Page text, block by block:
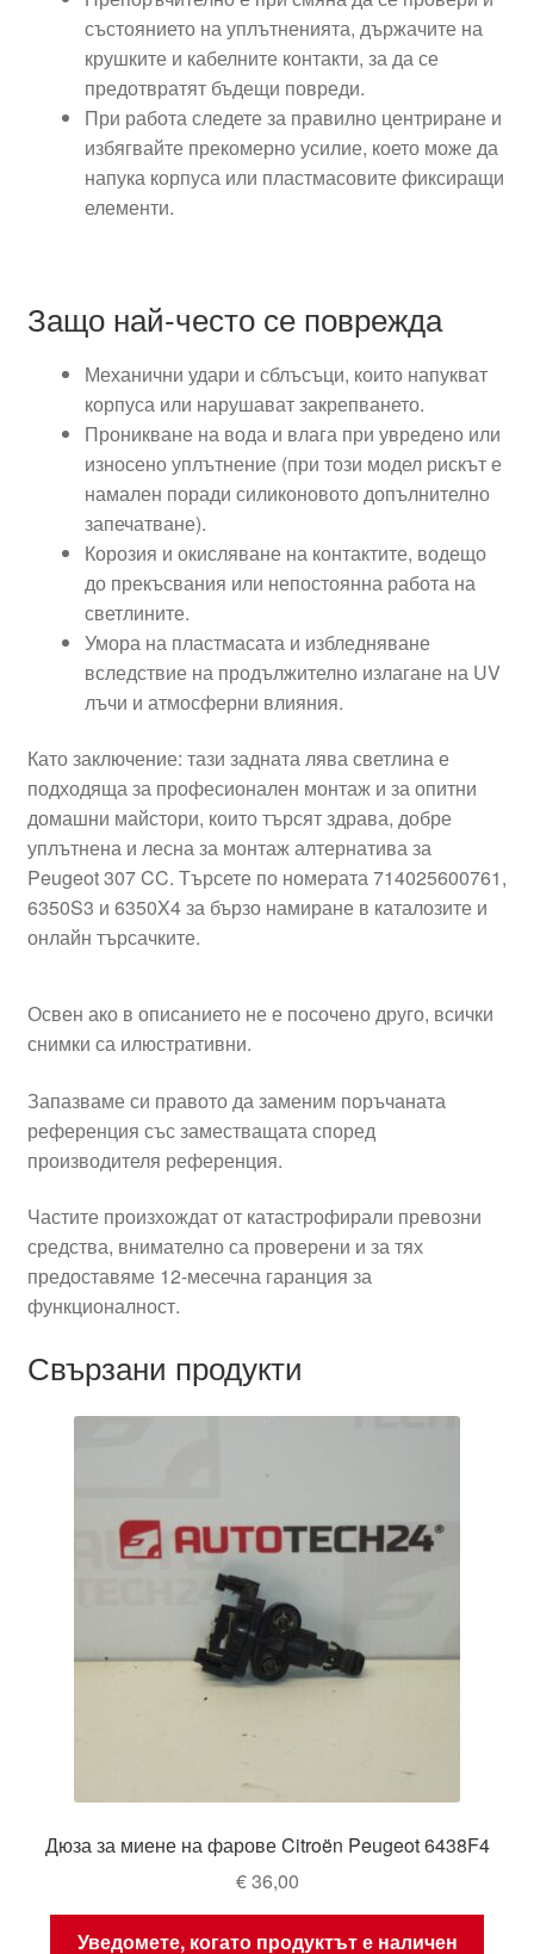
състоянието на уплътненията, държачите на
крушките и кабелните контакти, за да се
предотвратят бъдещи повреди.
При работа следете за правилно центриране и
избягвайте прекомерно усилие, което може да
напука корпуса или пластмасовите фиксиращи
елементи.
Защо най-често се поврежда
Механични удари и сблъсъци, които напукват
корпуса или нарушават закрепването.
Проникване на вода и влага при увредено или
износено уплътнение (при този модел рискът е
намален поради силиконовото допълнително
запечатване).
Корозия и окисляване на контактите, водещо
до прекъсвания или непостоянна работа на
светлините.
Умора на пластмасата и избледняване
вследствие на продължително излагане на UV
лъчи и атмосферни влияния.
Като заключение: тази задната лява светлина е
подходяща за професионален монтаж и за опитни
домашни майстори, които търсят здрава, добре
уплътнена и лесна за монтаж алтернатива за
Peugeot 307 CC. Търсете по номерата 714025600761,
6350S3 и 6350X4 за бързо намиране в каталозите и
онлайн търсачките.
Освен ако в описанието не е посочено друго, всички
снимки са илюстративни.
Запазваме си правото да заменим поръчаната
референция със заместващата според
производителя референция.
Частите произхождат от катастрофирали превозни
средства, внимателно са проверени и за тях
предоставяме 12-месечна гаранция за
функционалност.
Свързани продукти
Дюза за миене на фарове Citroën Peugeot 6438F4
€36,00
Уведомете, когато продуктът е наличен